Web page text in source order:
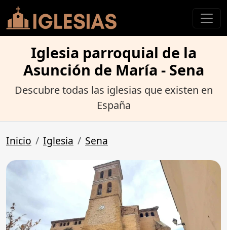
Iglesia parroquial de la
Asunción de María - Sena
Descubre todas las iglesias que existen en
España
Inicio Iglesia Sena